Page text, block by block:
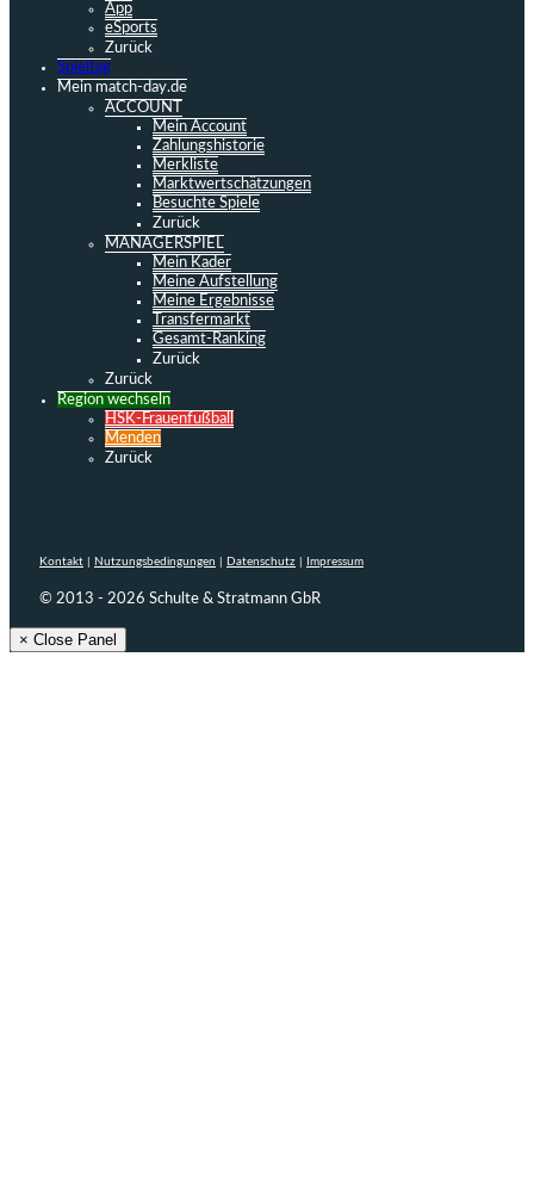
App
eSports
Zurück
Spieltag
Mein match-day.de
ACCOUNT
Mein Account
Zahlungshistorie
Merkliste
Marktwertschätzungen
Besuchte Spiele
Zurück
MANAGERSPIEL
Mein Kader
Meine Aufstellung
Meine Ergebnisse
Transfermarkt
Gesamt-Ranking
Zurück
Zurück
Region wechseln
HSK-Frauenfußball
Menden
Zurück
Kontakt Nutzungsbedingungen Datenschutz Impressum
© 2013 - 2026 Schulte & Stratmann GbR
× Close Panel